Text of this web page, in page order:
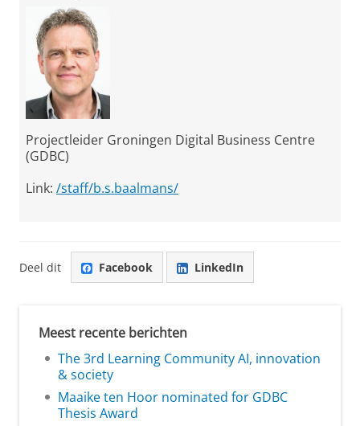
Projectleider Groningen Digital Business Centre
(GDBC)
Link: /staff/b.s.baalmans/
Deel dit Facebook LinkedIn
Meest recente berichten
The 3rd Learning Community AI, innovation
& society
Maaike ten Hoor nominated for GDBC
Thesis Award